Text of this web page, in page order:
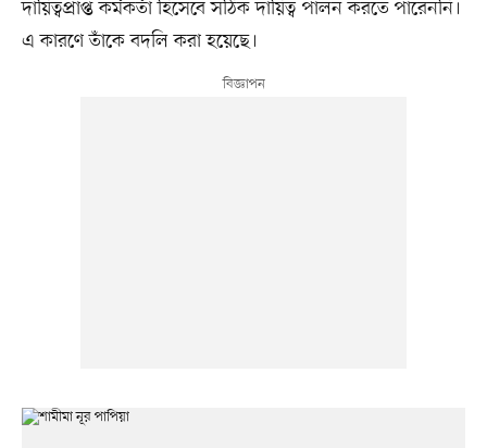
দায়িত্বপ্রাপ্ত কর্মকর্তা হিসেবে সঠিক দায়িত্ব পালন করতে পারেননি।
এ কারণে তাঁকে বদলি করা হয়েছে।